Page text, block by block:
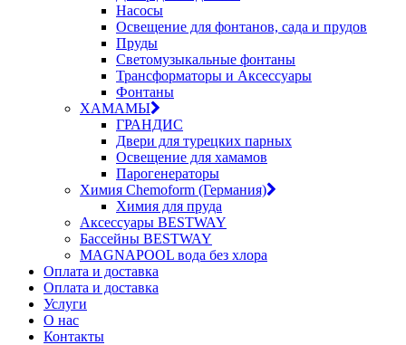
Насосы
Освещение для фонтанов, сада и прудов
Пруды
Светомузыкальные фонтаны
Трансформаторы и Аксессуары
Фонтаны
ХАМАМЫ
ГРАНДИС
Двери для турецких парных
Освещение для хамамов
Парогенераторы
Химия Chemoform (Германия)
Химия для пруда
Аксессуары BESTWAY
Бассейны BESTWAY
MAGNAPOOL вода без хлора
Оплата и доставка
Оплата и доставка
Услуги
О нас
Контакты